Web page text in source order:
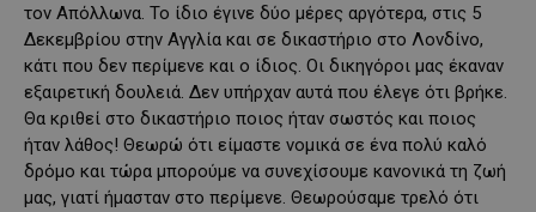
τον Απόλλωνα. Το ίδιο έγινε δύο μέρες αργότερα, στις 5
Δεκεμβρίου στην Αγγλία και σε δικαστήριο στο Λονδίνο,
κάτι που δεν περίμενε και ο ίδιος. Οι δικηγόροι μας έκαναν
εξαιρετική δουλειά. Δεν υπήρχαν αυτά που έλεγε ότι βρήκε.
Θα κριθεί στο δικαστήριο ποιος ήταν σωστός και ποιος
ήταν λάθος! Θεωρώ ότι είμαστε νομικά σε ένα πολύ καλό
δρόμο και τώρα μπορούμε να συνεχίσουμε κανονικά τη ζωή
μας, γιατί ήμασταν στο περίμενε. Θεωρούσαμε τρελό ότι